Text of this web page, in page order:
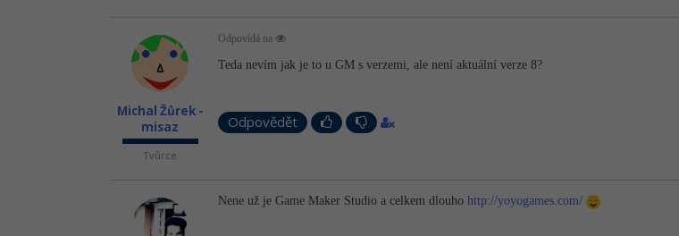
Michal Žůrek -
misaz
Tvůrce
Odpovídá na
Teda nevím jak je to u GM s verzemi, ale není aktuální verze 8?
Odpovědět
Nene už je Game Maker Studio a celkem dlouho http://yoyogames.com/